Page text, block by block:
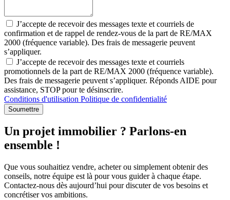
J’accepte de recevoir des messages texte et courriels de
confirmation et de rappel de rendez-vous de la part de RE/MAX
2000 (fréquence variable). Des frais de messagerie peuvent
s’appliquer.
J’accepte de recevoir des messages texte et courriels
promotionnels de la part de RE/MAX 2000 (fréquence variable).
Des frais de messagerie peuvent s’appliquer. Réponds AIDE pour
assistance, STOP pour te désinscrire.
Conditions d'utilisation Politique de confidentialité
Soumettre
Un projet immobilier ? Parlons-en
ensemble !
Que vous souhaitiez vendre, acheter ou simplement obtenir des
conseils, notre équipe est là pour vous guider à chaque étape.
Contactez-nous dès aujourd’hui pour discuter de vos besoins et
concrétiser vos ambitions.